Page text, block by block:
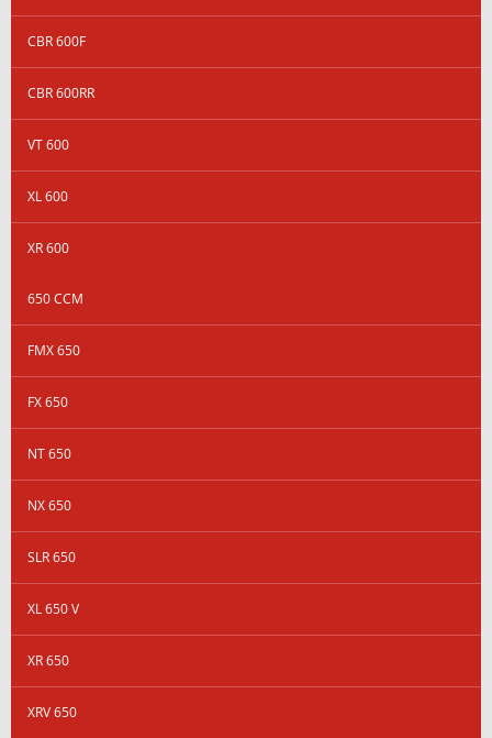
CBR 600F
CBR 600RR
VT 600
XL 600
XR 600
650 CCM
FMX 650
FX 650
NT 650
NX 650
SLR 650
XL 650 V
XR 650
XRV 650